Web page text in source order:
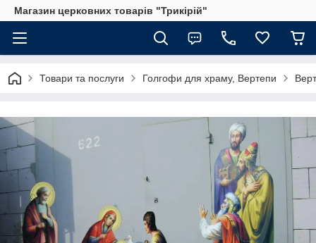
Магазин церковних товарів "Трикірій"
Товари та послуги Голгофи для храму, Вертепи